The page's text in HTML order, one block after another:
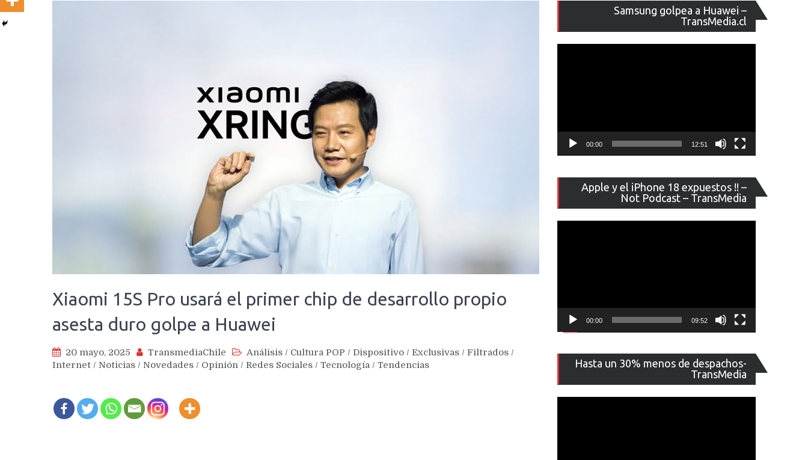
Xiaomi 15S Pro usará el primer chip de desarrollo propio
asesta duro golpe a Huawei
20 mayo, 2025 TransmediaChile Análisis / Cultura POP / Dispositivo / Exclusivas / Filtrados /
Internet / Noticias / Novedades / Opinión / Redes Sociales / Tecnología / Tendencias
Samsung golpea a Huawei –
TransMedia.cl
de
vídeo
00:00 12:51
Apple y el iPhone 18 expuestos !! –
Not Podcast – TransMedia
de
vídeo
00:00 09:52
Hasta un 30% menos de despachos-
TransMedia
de
vídeo